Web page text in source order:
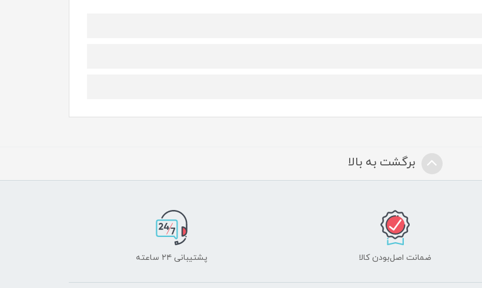
برگشت به بالا
ضمانت اصل‌بودن کالا پشتیبانی ۲۴ ساعته